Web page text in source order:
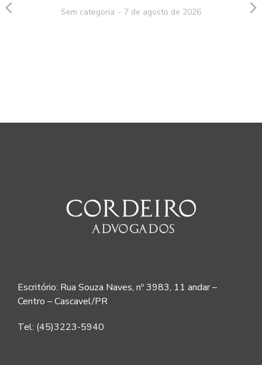
Sem categoria 7 de agosto de 2026
Escritório: Rua Souza Naves, nº 3983, 11 andar –
Centro – Cascavel/PR
Tel: (45)3223-5940